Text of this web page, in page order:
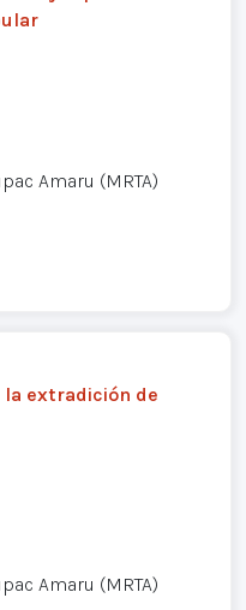
Amaru (MRTA)
la extradición de
Amaru (MRTA)